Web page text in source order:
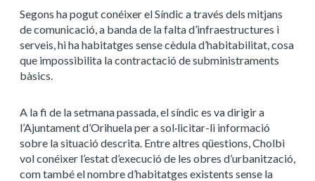
Segons ha pogut conéixer el Síndic a través dels mitjans
de comunicació, a banda de la falta d’infraestructures i
serveis, hi ha habitatges sense cèdula d’habitabilitat, cosa
que impossibilita la contractació de subministraments
bàsics.
A la fi de la setmana passada, el síndic es va dirigir a
l’Ajuntament d’Orihuela per a sol·licitar-li informació
sobre la situació descrita. Entre altres qüestions, Cholbi
vol conéixer l’estat d’execució de les obres d’urbanització,
com també el nombre d’habitatges existents sense la